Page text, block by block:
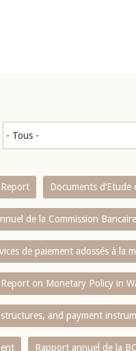
Documents d’Etude
de la Commission Bancaire
de paiement adossés à la
Report on Monetary Policy in
and payment
Rapport annuel de la